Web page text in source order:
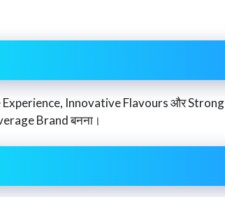
Experience, Innovative Flavours और Strong
Brand बनना।